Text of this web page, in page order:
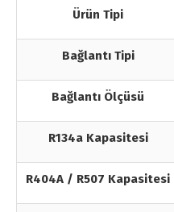
Ürün Tipi
Bağlantı Tipi
Bağlantı Ölçüsü
R134a Kapasitesi
R404A / R507 Kapasitesi